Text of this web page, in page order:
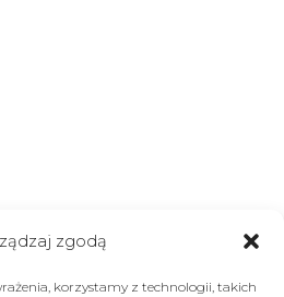
zgodą
korzystamy z technologii, takich